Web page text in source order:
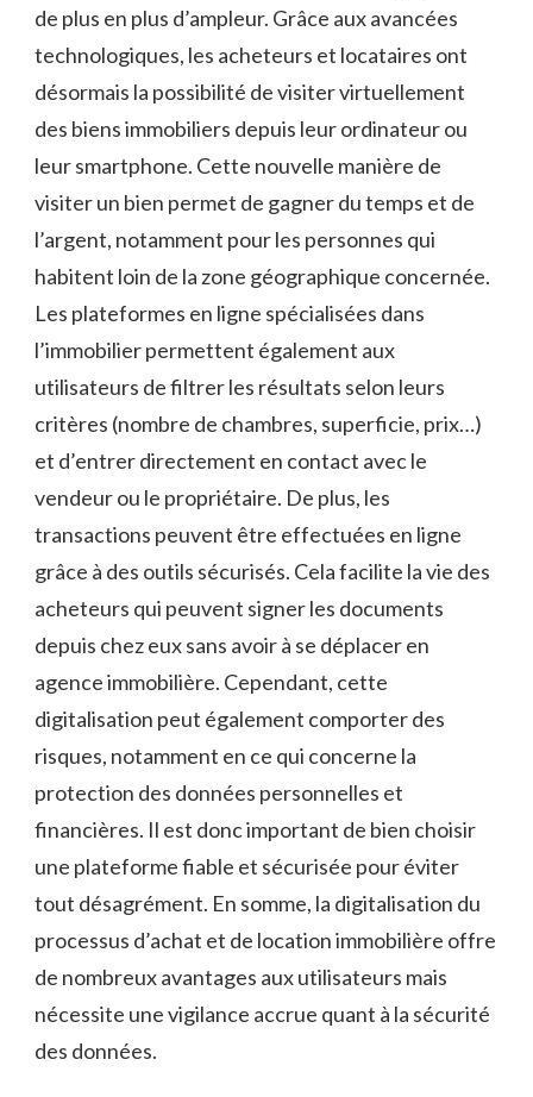
de plus en plus d’ampleur. Grâce aux avancées
technologiques, les acheteurs et locataires ont
désormais la possibilité de visiter virtuellement
des biens immobiliers depuis leur ordinateur ou
leur smartphone. Cette nouvelle manière de
visiter un bien permet de gagner du temps et de
l’argent, notamment pour les personnes qui
habitent loin de la zone géographique concernée.
Les plateformes en ligne spécialisées dans
l’immobilier permettent également aux
utilisateurs de filtrer les résultats selon leurs
critères (nombre de chambres, superficie, prix…)
et d’entrer directement en contact avec le
vendeur ou le propriétaire. De plus, les
transactions peuvent être effectuées en ligne
grâce à des outils sécurisés. Cela facilite la vie des
acheteurs qui peuvent signer les documents
depuis chez eux sans avoir à se déplacer en
agence immobilière. Cependant, cette
digitalisation peut également comporter des
risques, notamment en ce qui concerne la
protection des données personnelles et
financières. Il est donc important de bien choisir
une plateforme fiable et sécurisée pour éviter
tout désagrément. En somme, la digitalisation du
processus d’achat et de location immobilière offre
de nombreux avantages aux utilisateurs mais
nécessite une vigilance accrue quant à la sécurité
des données.